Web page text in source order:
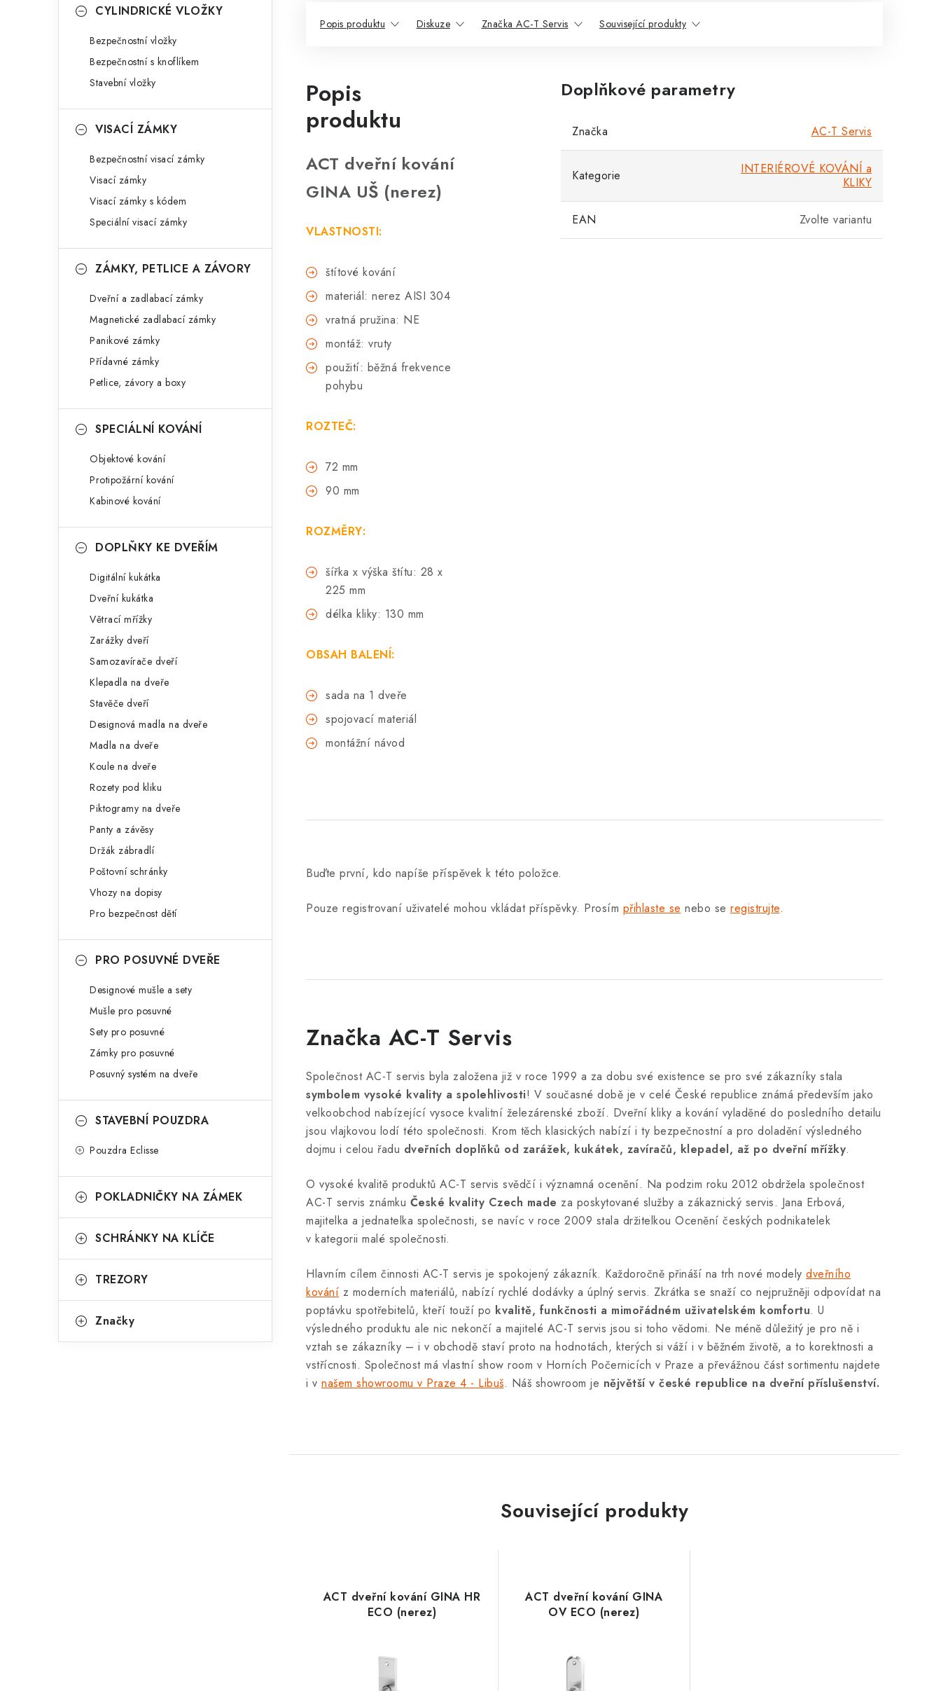
CYLINDRICKÉ VLOŽKY
Bezpečnostní vložky
Bezpečnostní s knoflíkem
Stavební vložky
VISACÍ ZÁMKY
Bezpečnostní visací zámky
Visací zámky
Visací zámky s kódem
Speciální visací zámky
ZÁMKY, PETLICE A ZÁVORY
Dveřní a zadlabací zámky
Magnetické zadlabací zámky
Panikové zámky
Přídavné zámky
Petlice, závory a boxy
SPECIÁLNÍ KOVÁNÍ
Objektové kování
Protipožární kování
Kabinové kování
DOPLŇKY KE DVEŘÍM
Digitální kukátka
Dveřní kukátka
Větrací mřížky
Zarážky dveří
Samozavírače dveří
Klepadla na dveře
Stavěče dveří
Designová madla na dveře
Madla na dveře
Koule na dveře
Rozety pod kliku
Piktogramy na dveře
Panty a závěsy
Držák zábradlí
Poštovní schránky
Vhozy na dopisy
Pro bezpečnost dětí
PRO POSUVNÉ DVEŘE
Designové mušle a sety
Mušle pro posuvné
Sety pro posuvné
Zámky pro posuvné
Posuvný systém na dveře
STAVEBNÍ POUZDRA
Pouzdra Eclisse
POKLADNIČKY NA ZÁMEK
SCHRÁNKY NA KLÍČE
TREZORY
Značky
Popis produktu Diskuze Značka AC-T Servis Související produkty
Popis
produktu
ACT dveřní kování
GINA UŠ (nerez)
VLASTNOSTI:
štítové kování
materiál: nerez AISI 304
vratná pružina: NE
montáž: vruty
použití: běžná frekvence
pohybu
ROZTEČ:
72 mm
90 mm
ROZMĚRY:
šířka x výška štítu: 28 x
225 mm
délka kliky: 130 mm
OBSAH BALENÍ:
sada na 1 dveře
spojovací materiál
montážní návod
Doplňkové parametry
Značka AC-T Servis
Kategorie
INTERIÉROVÉ KOVÁNÍ a
KLIKY
EAN Zvolte variantu
Buďte první, kdo napíše příspěvek k této položce.
Pouze registrovaní uživatelé mohou vkládat příspěvky. Prosím přihlaste se nebo se registrujte.
Značka AC-T Servis
Společnost AC-T servis byla založena již v roce 1999 a za dobu své existence se pro své zákazníky stala
symbolem vysoké kvality a spolehlivosti! V současné době je v celé České republice známá především jako
velkoobchod nabízející vysoce kvalitní železárenské zboží. Dveřní kliky a kování vyladěné do posledního detailu
jsou vlajkovou lodí této společnosti. Krom těch klasických nabízí i ty bezpečnostní a pro doladění výsledného
dojmu i celou řadu dveřních doplňků od zarážek, kukátek, zavíračů, klepadel, až po dveřní mřížky.
O vysoké kvalitě produktů AC-T servis svědčí i významná ocenění. Na podzim roku 2012 obdržela společnost
AC-T servis známku České kvality Czech made za poskytované služby a zákaznický servis. Jana Erbová,
majitelka a jednatelka společnosti, se navíc v roce 2009 stala držitelkou Ocenění českých podnikatelek
v kategorii malé společnosti.
Hlavním cílem činnosti AC-T servis je spokojený zákazník. Každoročně přináší na trh nové modely dveřního
kování z moderních materiálů, nabízí rychlé dodávky a úplný servis. Zkrátka se snaží co nejpružněji odpovídat na
poptávku spotřebitelů, kteří touží po kvalitě, funkčnosti a mimořádném uživatelském komfortu. U
výsledného produktu ale nic nekončí a majitelé AC-T servis jsou si toho vědomi. Ne méně důležitý je pro ně i
vztah se zákazníky – i v obchodě staví proto na hodnotách, kterých si váží i v běžném životě, a to korektnosti a
vstřícnosti. Společnost má vlastní show room v Horních Počernicích v Praze a převážnou část sortimentu najdete
i v našem showroomu v Praze 4 - Libuš. Náš showroom je nějvětší v české republice na dveřní příslušenství.
Související produkty
ACT dveřní kování GINA HR
ECO (nerez)
ACT dveřní kování GINA
OV ECO (nerez)